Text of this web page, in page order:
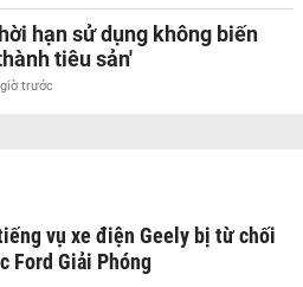
hạn sử dụng không biến
tiêu sản'
trước
vụ xe điện Geely bị từ chối
Ford Giải Phóng